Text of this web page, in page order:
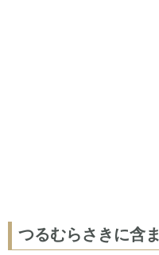
つるむらさきに含